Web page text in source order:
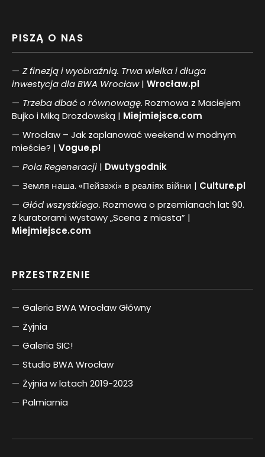
PISZĄ O NAS
Z finezją i wyobraźnią. Trwa wielka i długa
inwestycja dla BWA Wrocław| Wrocław.pl
Trzeba dbać o równowagę. Rozmowa z Maciejem
Bujko i Miką Drozdowską | Miejmiejsce.com
Wrocław – Jak zaplanować weekend w modnym
mieście? | Vogue.pl
PolaRegeneracji | Dwutygodnik
Земля наша. «Пейзажі» в реаліях війни | Culture.pl
Głód wszystkiego. Rozmowa o przemianach lat 90.
z kuratorami wystawy „Scena z miasta” |
Miejmiejsce.com
PRZESTRZENIE
Galeria BWA Wrocław Główny
Żyjnia
Galeria SIC!
Studio BWA Wrocław
Żyjnia w latach 2019-2023
Palmiarnia